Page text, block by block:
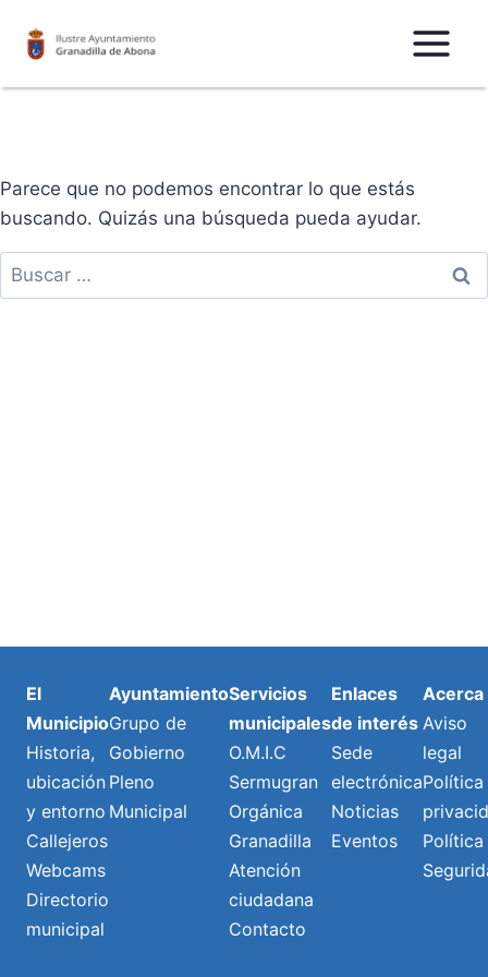
Parece que no podemos encontrar lo que estás
buscando. Quizás una búsqueda pueda ayudar.
Buscar:
El
Municipio
Historia,
ubicación
y entorno
Callejeros
Webcams
Directorio
municipal
Ayuntamiento
Grupo de
Gobierno
Pleno
Municipal
Servicios
municipales
O.M.I.C
Sermugran
Orgánica
Granadilla
Atención
ciudadana
Contacto
Enlaces
de interés
Sede
electrónica
Noticias
Eventos
Acerca
Aviso
legal
Política
Política